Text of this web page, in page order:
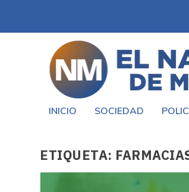
INICIO SOCIEDAD
ETIQUETA: